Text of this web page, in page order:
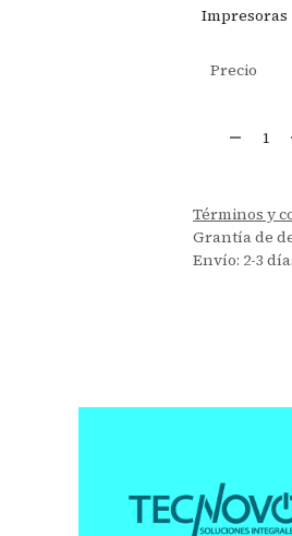
Impresoras
Precio
Términos y
Grantía de
Envío: 2-3